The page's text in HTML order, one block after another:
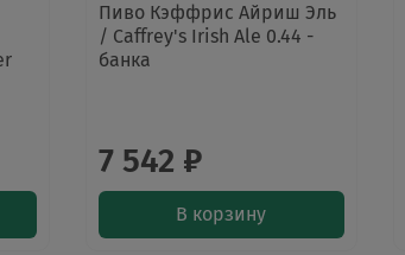
Пиво Кэффрис Айриш Эль
/ Caffrey's Irish Ale 0.44 -
банка
7 542 ₽
В корзину